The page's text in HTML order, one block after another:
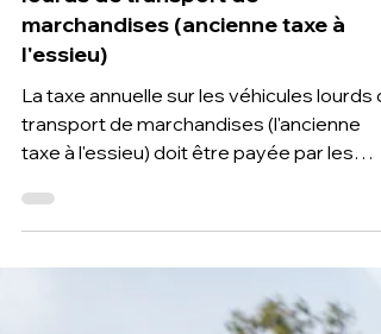
Taxe annuelle sur les véhicules
lourds de transport de
marchandises (ancienne taxe à
l'essieu)
La taxe annuelle sur les véhicules lourds
transport de marchandises (l'ancienne